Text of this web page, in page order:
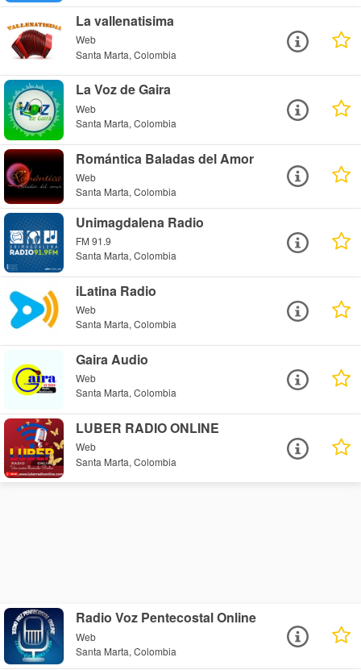
La vallenatisima
Web
Santa Marta, Colombia
La Voz de Gaira
Web
Santa Marta, Colombia
Romántica Baladas del Amor
Web
Santa Marta, Colombia
Unimagdalena Radio
FM 91.9
Santa Marta, Colombia
iLatina Radio
Web
Santa Marta, Colombia
Gaira Audio
Web
Santa Marta, Colombia
LUBER RADIO ONLINE
Web
Santa Marta, Colombia
Radio Voz Pentecostal Online
Web
Santa Marta, Colombia